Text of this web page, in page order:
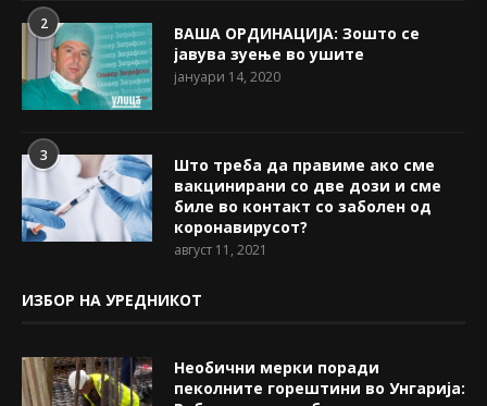
2
ВАША ОРДИНАЦИЈА: Зошто се
јавува зуење во ушите
јануари 14, 2020
3
Што треба да правиме ако сме
вакцинирани со две дози и сме
биле во контакт со заболен од
коронавирусот?
август 11, 2021
ИЗБОР НА УРЕДНИКОТ
Необични мерки поради
пеколните горештини во Унгарија: